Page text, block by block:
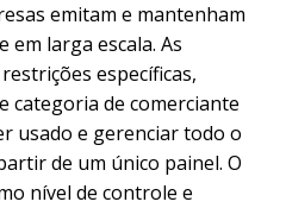
emitam e mantenham
larga escala. As
específicas,
categoria de comerciante
usado e gerenciar todo o
de um único painel. O
nível de controle e